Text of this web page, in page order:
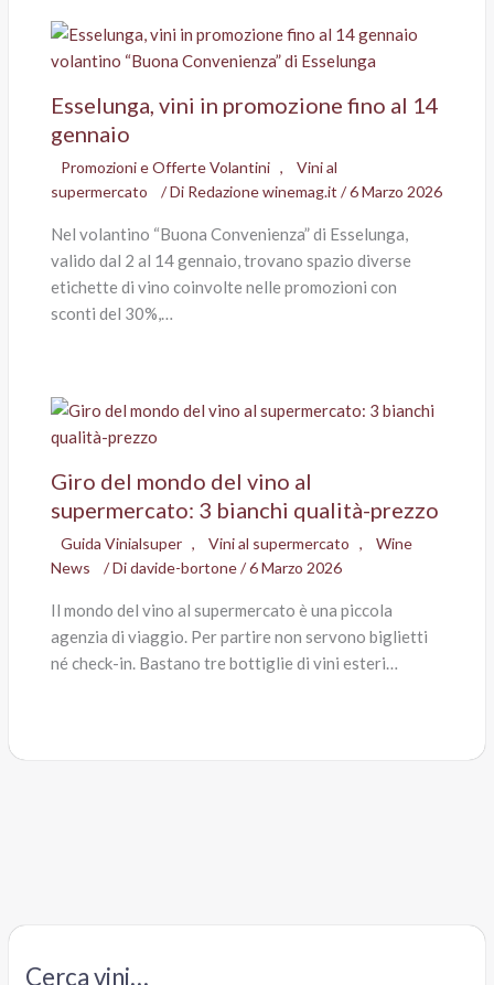
Esselunga, vini in promozione fino al 14
gennaio
Promozioni e Offerte Volantini ,
Vini al
supermercato
/ Di Redazione winemag.it /6 Marzo 2026
Nel volantino “Buona Convenienza” di Esselunga,
valido dal 2 al 14 gennaio, trovano spazio diverse
etichette di vino coinvolte nelle promozioni con
sconti del 30%,…
Giro del mondo del vino al
supermercato: 3 bianchi qualità-prezzo
Guida Vinialsuper , Vini al supermercato ,
Wine
News
/ Didavide-bortone/6 Marzo 2026
Il mondo del vino al supermercato è una piccola
agenzia di viaggio. Per partire non servono biglietti
né check-in. Bastano tre bottiglie di vini esteri…
Cerca vini…